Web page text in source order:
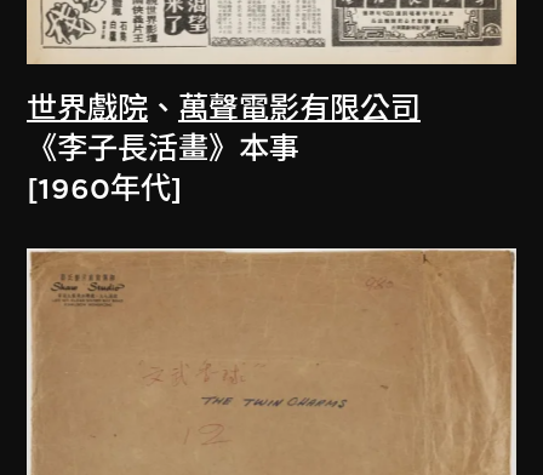
世界戲院 、 萬聲電影有限公司
《李子長活畫》本事
[1960年代]